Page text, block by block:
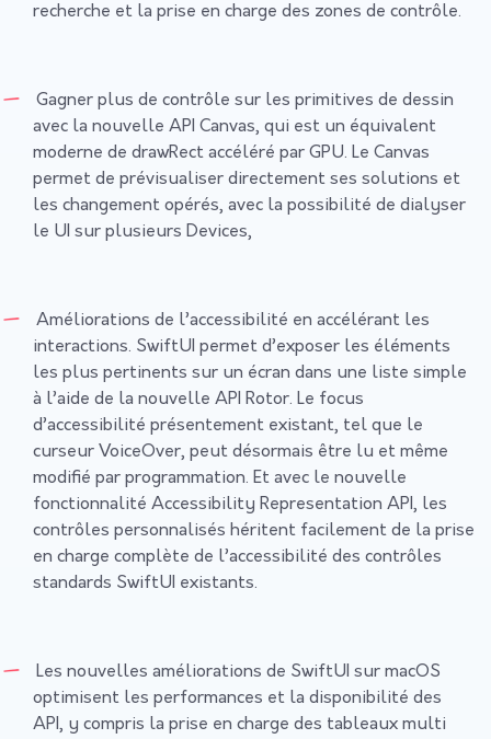
recherche et la prise en charge des zones de contrôle.
Gagner plus de contrôle sur les primitives de dessin
avec la nouvelle API Canvas, qui est un équivalent
moderne de drawRect accéléré par GPU. Le Canvas
permet de prévisualiser directement ses solutions et
les changement opérés, avec la possibilité de dialyser
le UI sur plusieurs Devices,
Améliorations de l’accessibilité en accélérant les
interactions. SwiftUI permet d’exposer les éléments
les plus pertinents sur un écran dans une liste simple
à l’aide de la nouvelle API Rotor. Le focus
d’accessibilité présentement existant, tel que le
curseur VoiceOver, peut désormais être lu et même
modifié par programmation. Et avec le nouvelle
fonctionnalité Accessibility Representation API, les
contrôles personnalisés héritent facilement de la prise
en charge complète de l’accessibilité des contrôles
standards SwiftUI existants.
Les nouvelles améliorations de SwiftUI sur macOS
optimisent les performances et la disponibilité des
API, y compris la prise en charge des tableaux multi